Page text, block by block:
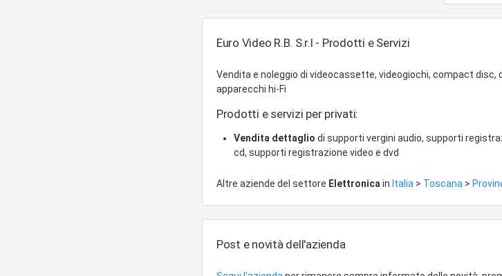
Euro Video R.B. S.r.l - Prodotti e Servizi
Vendita e noleggio di videocassette, videogiochi, compact disc,
apparecchi hi-Fi
Prodotti e servizi per privati:
Vendita dettaglio di supporti vergini audio, supporti
cd, supporti registrazione video e dvd
Altre aziende del settore Elettronica in Italia > Toscana >
Post e novità dell'azienda